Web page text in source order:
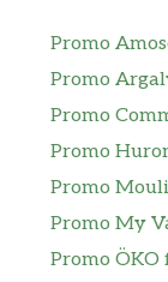
Promo
Promo
Promo
Promo
Promo
Promo My
Promo